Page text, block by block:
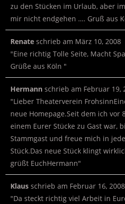
zu den Stücken im Urlaub, aber
mir nicht endgehen …. Gruß aus
Renate schrieb am März 10, 2008
"Eine richtig Tolle Seite, Macht
Grüße aus Köln "
Hermann schrieb am Februar 19,
"Lieber Theaterverein
neue Homepage.Seit dem ich vor
einem Eurer Stücke zu Gast war,
Stammgast und freue mich in
Stück.Das neue Stück klingt
grüßt EuchHermann"
Klaus schrieb am Februar 16, 2008
"Da steckt richtig viel Arbeit in